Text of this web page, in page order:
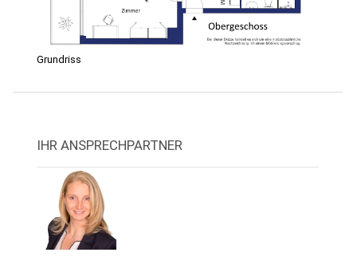
Grundriss
IHR ANSPRECHPARTNER